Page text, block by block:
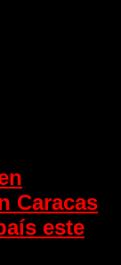
Caracas
este